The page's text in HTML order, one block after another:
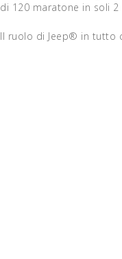
di 120 maratone in soli 2
Il ruolo di Jeep® in tutto